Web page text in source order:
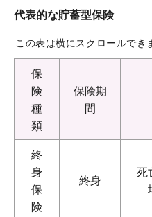
代表的な貯蓄型保険
この表は横にスクロールでき
保
険
種
類
保険期
間
終
身
保
険
終身
死